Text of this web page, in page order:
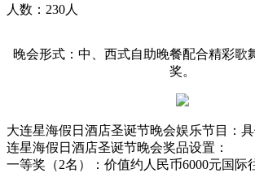
人数：230人
晚会形式：中、西式自助晚餐配合精彩歌
奖。
大连星海假日酒店圣诞节晚会娱乐节目：
连星海假日酒店圣诞节晚会奖品设置：
一等奖（2名）：价值约人民币6000元国际